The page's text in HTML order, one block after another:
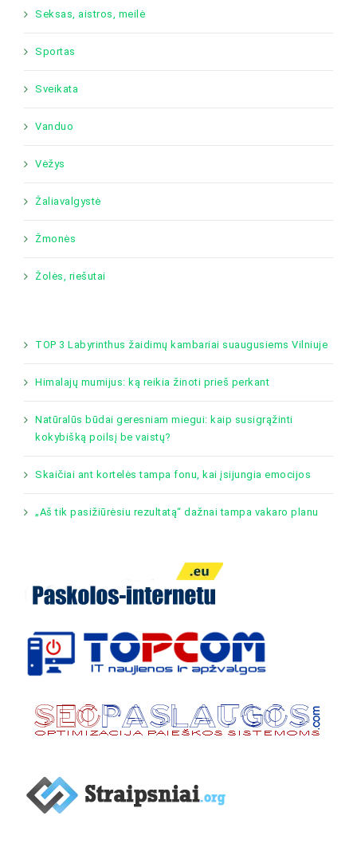
Seksas, aistros, meilė
Sportas
Sveikata
Vanduo
Vėžys
Žaliavalgystė
Žmonės
Žolės, riešutai
TOP 3 Labyrinthus žaidimų kambariai suaugusiems Vilniuje
Himalajų mumijus: ką reikia žinoti prieš perkant
Natūralūs būdai geresniam miegui: kaip susigrąžinti
kokybišką poilsį be vaistų?
Skaičiai ant kortelės tampa fonu, kai įsijungia emocijos
„Aš tik pasižiūrėsiu rezultatą“ dažnai tampa vakaro planu